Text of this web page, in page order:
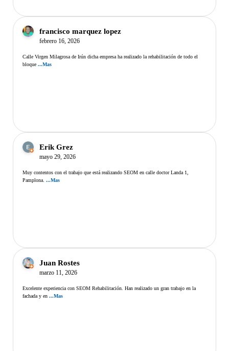
francisco marquez lopez
febrero 16, 2026
Calle Virgen Milagrosa de Irún dicha empresa ha realizado la rehabilitación de todo el
bloque...Mas
Erik Grez
mayo 29, 2026
Muy contentos con el trabajo que está realizando SEOM en calle doctor Landa 1,
Pamplona. ...Mas
Juan Rostes
marzo 11, 2026
Excelente experiencia con SEOM Rehabilitación. Han realizado un gran trabajo en la
fachada y en...Mas